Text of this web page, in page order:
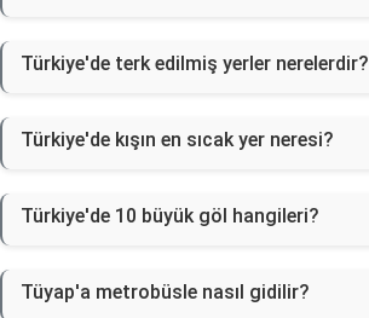
Türkiye'de terk edilmiş yerler nerelerdir?
Türkiye'de kışın en sıcak yer neresi?
Türkiye'de 10 büyük göl hangileri?
Tüyap'a metrobüsle nasıl gidilir?